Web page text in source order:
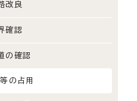
改良
確認
の確認
の占用